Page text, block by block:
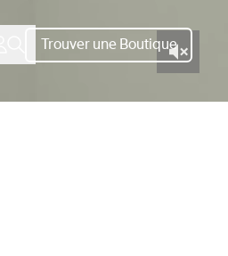
Trouver une Boutique